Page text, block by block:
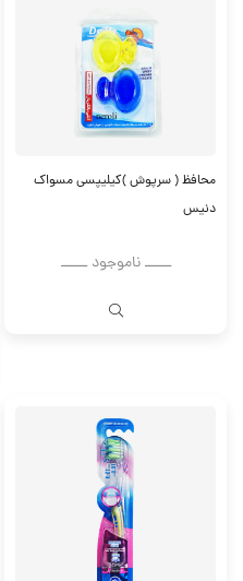
محافظ ( سرپوش )کیلیپسی مسواک
دنیس
ــــــ ناموجود ــــــ